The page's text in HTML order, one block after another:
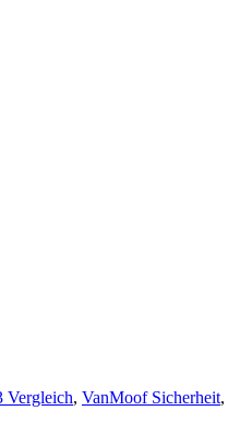
Vergleich, VanMoof Sicherheit,